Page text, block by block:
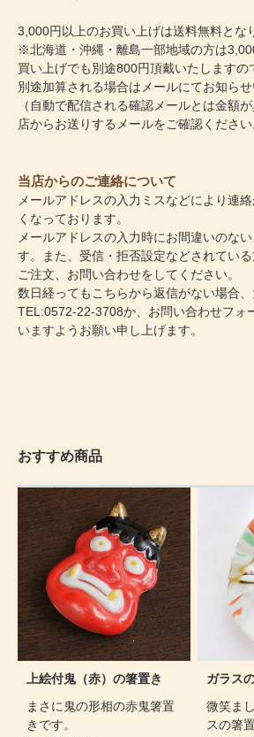
3,000円以上のお買い上げは送料無料とな
※北海道・沖縄・離島一部地域の方は
買い上げでも別途800円頂戴いたしますの
別途加算される場合はメールにてお知らせ
（自動で配信される確認メールとは金額
店からお送りするメールをご確認ください
当店からのご連絡について
メールアドレスの入力ミスなどにより連
くなっております。
メールアドレスの入力時にお間違いのな
す。また、受信・拒否設定などされてい
ご注文、お問い合わせをしてください。
数日経ってもこちらから返信がない場合、
TEL:0572-22-3708か、 お問い合わせフォ
いますようお願い申し上げます。
おすすめ商品
上絵付鬼（赤）の箸置き
まさに鬼の形相の赤鬼箸置
きです。
ガラス
微笑ま
スの箸